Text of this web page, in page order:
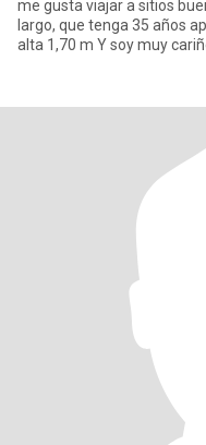
me gusta viajar a sitios
largo, que tenga 35 años
alta 1,70 m Y soy muy